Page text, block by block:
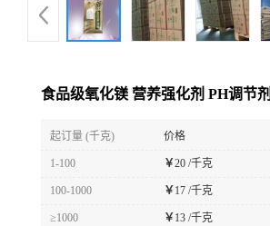
食品级氧化镁 营养强化剂 PH调节剂
起订量 (千克) 价格
1-100 ￥20 /千克
100-1000 ￥ 17 /千克
≥1000 ￥ 13 /千克